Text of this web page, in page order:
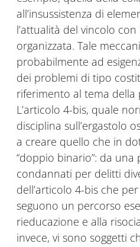
all’insussistenza di
l’attualità del vincolo
organizzata. Tale
probabilmente ad
dei problemi di tipo
riferimento al tema
L’articolo 4-bis, quale
disciplina sull’ergastolo
a creare quello che in
“doppio binario”: da
condannati per delitti
dell’articolo 4-bis che
seguono un percorso
rieducazione e alla
invece, vi sono soggetti